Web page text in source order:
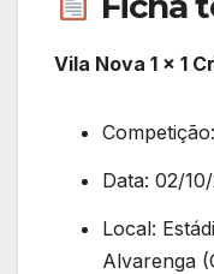
Vila Nova 1 x 1
Data: 02/
Local:
Alvarenga